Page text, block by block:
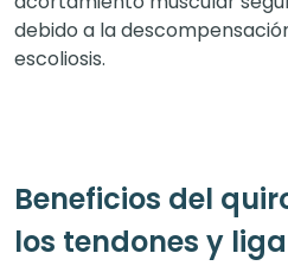
debido a la
escoliosis.
Beneficios del
los tendones y